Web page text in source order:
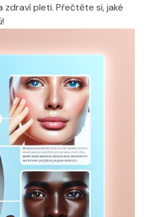
pleti. Přečtěte si, jaké